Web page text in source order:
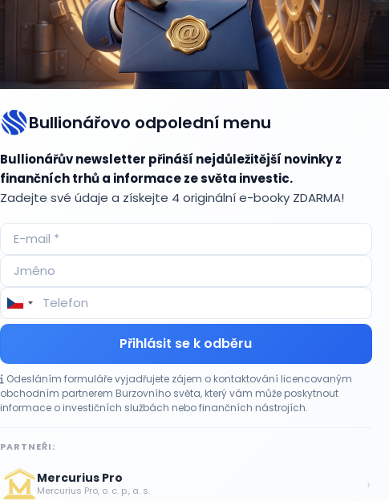
Bullionářovo odpolední menu
Bullionářův newsletter přináší nejdůležitější novinky z
finančních trhů a informace ze světa investic.
Zadejte své údaje a získejte 4 originální e-booky ZDARMA!
Přihlásit se k odběru
Odesláním formuláře vyjadřujete zájem o kontaktování licencovaným
obchodním partnerem Burzovního světa, který vám může poskytnout
informace o investičních službách nebo finančních nástrojích.
PARTNEŘI:
Mercurius Pro
Mercurius Pro, o. c. p., a. s. ›